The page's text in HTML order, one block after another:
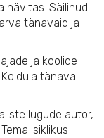
hävitas. Säilinud
tänavaid ja
ja koolide
tänava
lugude autor,
isiklikus